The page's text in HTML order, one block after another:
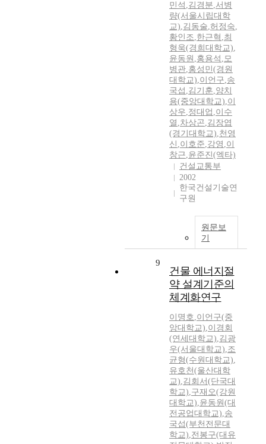
민석 ,김경분,서병
량(서울시립대학
교),김동술,허정숙,
황인조,한근혁 ,최
형욱(경희대학교),
윤동원 ,홍용석 ,모
병관,홍성민(경원
대학교),이언구,송
국섭 ,김기훈,양치
용(중앙대학교),이
상우,정대업 ,이수
열 ,차상곤,김장엽
(경기대학교),천영
신 ,이호준,강영 ,이
창근,윤준진(엑타)
건설교통부
2002
한국건설기술연
구원
원문보
기
9
건물 에너지절
약 설계기준의
체계화연구
이명호,이언구(중
앙대학교),이경회
(연세대학교),김광
우(서울대학교),조
균형(수원대학교),
유호천(울산대학
교),김회서(단국대
학교),구재오(강원
대학교),윤동원(대
전공업대학교),송
국섭(부천전문대
학교),전봉구(대유